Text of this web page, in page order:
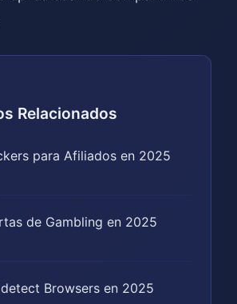
Relacionados
para Afiliados en 2025
de Gambling en 2025
Browsers en 2025